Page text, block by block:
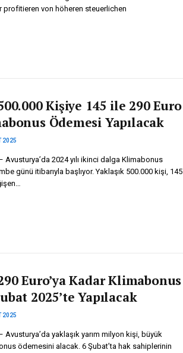
profitieren von höheren steuerlichen
Kişiye 145 ile 290 Euro
Ödemesi Yapılacak
2025
Avusturya’da 2024 yılı ikinci dalga Klimabonus
günü itibarıyla başlıyor. Yaklaşık 500.000 kişi, 145
Euro’ya Kadar Klimabonus
2025’te Yapılacak
2025
Avusturya’da yaklaşık yarım milyon kişi, büyük
ödemesini alacak. 6 Şubat’ta hak sahiplerinin